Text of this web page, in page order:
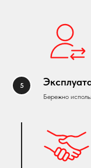
Бережно